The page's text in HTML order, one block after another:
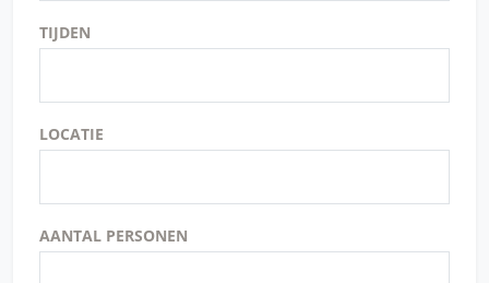
TIJDEN
LOCATIE
AANTAL PERSONEN